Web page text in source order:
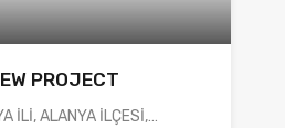
PROJECT
İLİ, ALANYA İLÇESİ,…